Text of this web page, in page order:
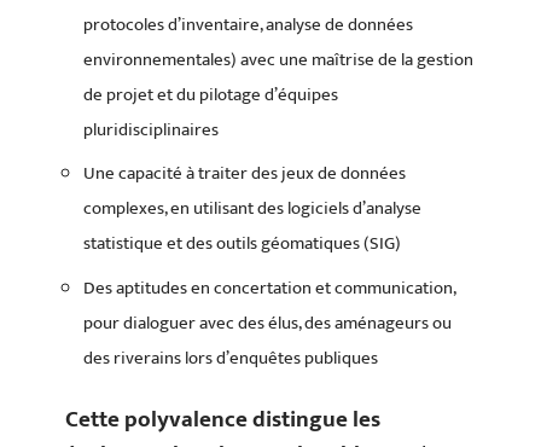
protocoles d’inventaire, analyse de données
environnementales) avec une maîtrise de la gestion
de projet et du pilotage d’équipes
pluridisciplinaires
Une capacité à traiter des jeux de données
complexes, en utilisant des logiciels d’analyse
statistique et des outils géomatiques (SIG)
Des aptitudes en concertation et communication,
pour dialoguer avec des élus, des aménageurs ou
des riverains lors d’enquêtes publiques
Cette polyvalence distingue les